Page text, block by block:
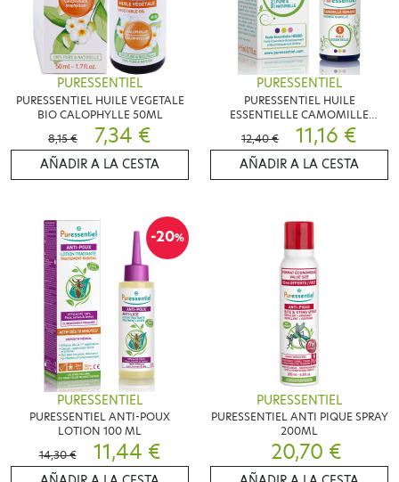
PURESSENTIEL
PURESSENTIEL HUILE VEGETALE
BIO CALOPHYLLE 50ML
8,15 €
7,34 €
AÑADIR A LA CESTA
PURESSENTIEL
PURESSENTIEL HUILE
ESSENTIELLE CAMOMILLE
ROMAINE 5ML
12,40 € 11,16 €
AÑADIR A LA CESTA
-20%
PURESSENTIEL
PURESSENTIEL ANTI-POUX
LOTION 100 ML
14,30 €
11,44 €
PURESSENTIEL
PURESSENTIEL ANTI PIQUE SPRAY
200ML
20,70 €